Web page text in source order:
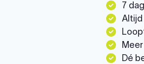
7
Altijd
Dé